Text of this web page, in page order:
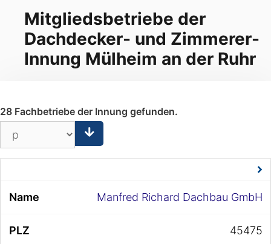
Mitgliedsbetriebe der
Dachdecker- und Zimmerer-
Innung Mülheim an der Ruhr
28 Fachbetriebe der Innung gefunden.
Manfred Richard Dachbau GmbH
45475